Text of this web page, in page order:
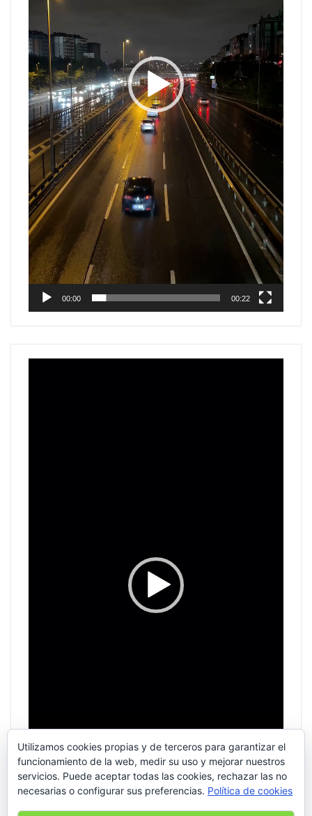
00:00 00:22
Utilizamos cookies propias y de terceros para garantizar el
funcionamiento de la web, medir su uso y mejorar nuestros
servicios. Puede aceptar todas las cookies, rechazar las no
necesarias o configurar sus preferencias. Política de cookies